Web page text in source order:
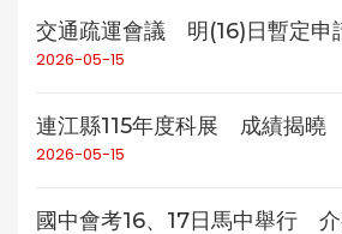
交通疏運會議 明(16)日暫定申
2026-05-15
連江縣115年度科展 成績揭曉
2026-05-15
國中會考16、17日馬中舉行